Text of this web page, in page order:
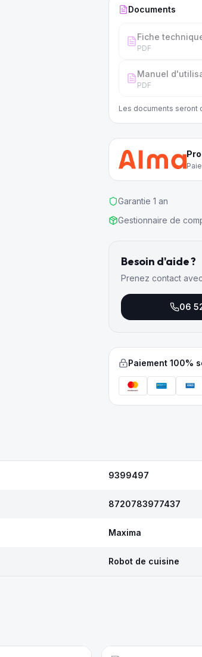
Documents
Fiche
PDF
Manuel
PDF
Les documents seront
Garantie 1 an
Gestionnaire de
Besoin d'aide ?
Prenez contact
06
Paiement 100%
9399497
8720783977437
Maxima
Robot de cuisine